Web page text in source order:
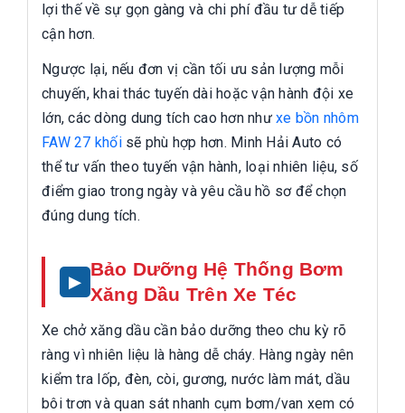
lợi thế về sự gọn gàng và chi phí đầu tư dễ tiếp
cận hơn.
Ngược lại, nếu đơn vị cần tối ưu sản lượng mỗi
chuyến, khai thác tuyến dài hoặc vận hành đội xe
lớn, các dòng dung tích cao hơn như xe bồn nhôm
FAW 27 khốisẽ phù hợp hơn. Minh Hải Auto có
thể tư vấn theo tuyến vận hành, loại nhiên liệu, số
điểm giao trong ngày và yêu cầu hồ sơ để chọn
đúng dung tích.
Bảo Dưỡng Hệ Thống Bơm
Xăng Dầu Trên Xe Téc
Xe chở xăng dầu cần bảo dưỡng theo chu kỳ rõ
ràng vì nhiên liệu là hàng dễ cháy. Hàng ngày nên
kiểm tra lốp, đèn, còi, gương, nước làm mát, dầu
bôi trơn và quan sát nhanh cụm bơm/van xem có